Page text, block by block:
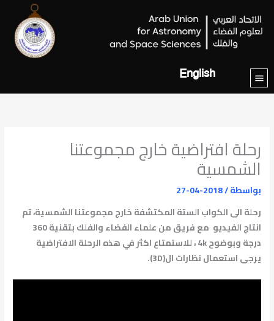
المحتوى
English
رحلة افتراضية خارج مجموعتنا
الشمسية
بواسطة/
2018-04-27
رحلة الى الكواب الستة المكتشفة خارج مجموعتنا الشمسية، تم
انتاج الفيديو مع فريق من علماء الفضاء والفلك بتقنية 360
درجة
وبوضوح 4k ، للاستمتاع اكثر في هذه الرحلة الافتراضية
يرجى استعمال نظارات ال(3D).